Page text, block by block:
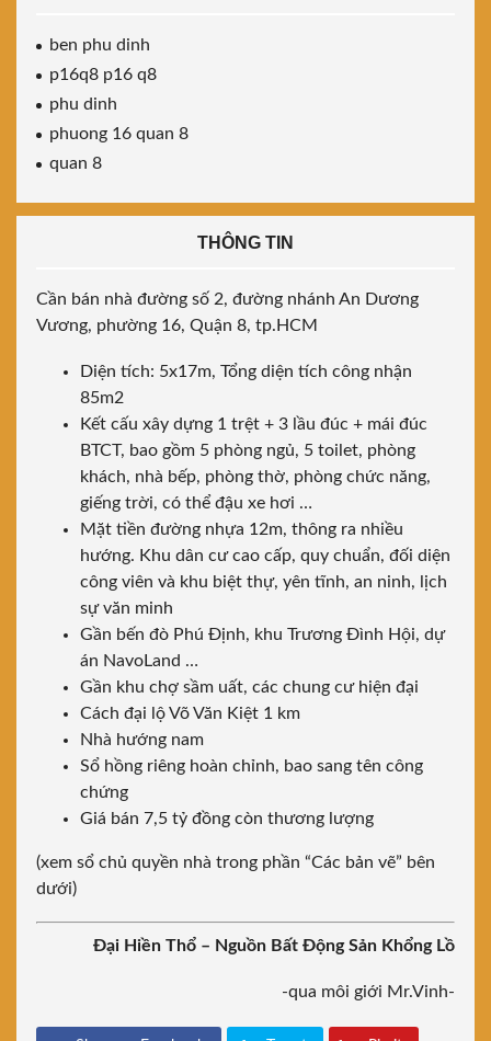
ben phu dinh
p16q8 p16 q8
phu dinh
phuong 16 quan 8
quan 8
THÔNG TIN
Cần bán nhà đường số 2, đường nhánh An Dương
Vương, phường 16, Quận 8, tp.HCM
Diện tích: 5x17m, Tổng diện tích công nhận
85m2
Kết cấu xây dựng 1 trệt + 3 lầu đúc + mái đúc
BTCT, bao gồm 5 phòng ngủ, 5 toilet, phòng
khách, nhà bếp, phòng thờ, phòng chức năng,
giếng trời, có thể đậu xe hơi …
Mặt tiền đường nhựa 12m, thông ra nhiều
hướng. Khu dân cư cao cấp, quy chuẩn, đối diện
công viên và khu biệt thự, yên tĩnh, an ninh, lịch
sự văn minh
Gần bến đò Phú Định, khu Trương Đình Hội, dự
án NavoLand …
Gần khu chợ sầm uất, các chung cư hiện đại
Cách đại lộ Võ Văn Kiệt 1 km
Nhà hướng nam
Sổ hồng riêng hoàn chỉnh, bao sang tên công
chứng
Giá bán 7,5 tỷ đồng còn thương lượng
(xem sổ chủ quyền nhà trong phần “Các bản vẽ” bên
dưới)
Đại Hiền Thổ – Nguồn Bất Động Sản Khổng Lồ
-qua môi giới Mr.Vinh-